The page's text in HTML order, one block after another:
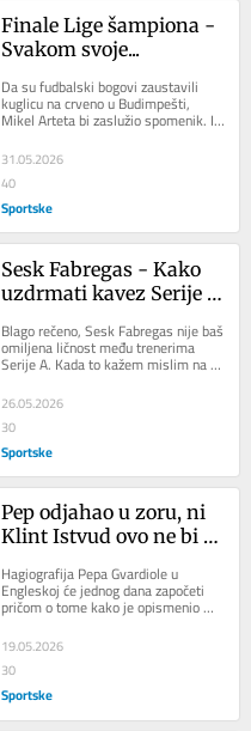
Finale Lige šampiona -
Svakom svoje...
Da su fudbalski bogovi zaustavili
kuglicu na crveno u Budimpešti,
Mikel Arteta bi zaslužio spomenik. I
to na Trafalgar Skveru. Uistinu bi to
bila...
31.05.2026
40
Sportske
Sesk Fabregas - Kako
uzdrmati kavez Serije
Blago rečeno, Sesk Fabregas nije baš
omiljena ličnost među trenerima
Serije A. Kada to kažem mislim na
sinove trenerske škole u Koverćanu.
Jer,...
26.05.2026
30
Sportske
Pep odjahao u zoru, ni
Klint Istvud ovo ne bi
Hagiografija Pepa Gvardiole u
Engleskoj će jednog dana započeti
pričom o tome kako je opismenio
domorodačko stanovništvo.  Istorija
ima...
19.05.2026
30
Sportske